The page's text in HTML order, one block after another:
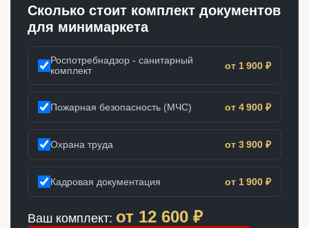
Сколько стоит комплект документов
для минимаркета
Роспотребнадзор - санитарный
комплект
от 1 900 ₽
Пожарная безопасность (МЧС) от 4 900 ₽
Охрана труда от 3 900 ₽
Кадровая документация от 1 900 ₽
Ваш комплект: от 12 600 ₽